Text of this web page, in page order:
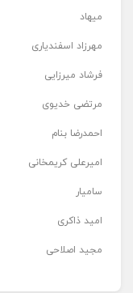
میهاد
مهرزاد اسفندیاری
فرشاد میرزایی
مرتضی خدیوی
احمدرضا بنام
امیرعلی کریمخانی
سامیار
امید ذاکری
مجید اصلاحی